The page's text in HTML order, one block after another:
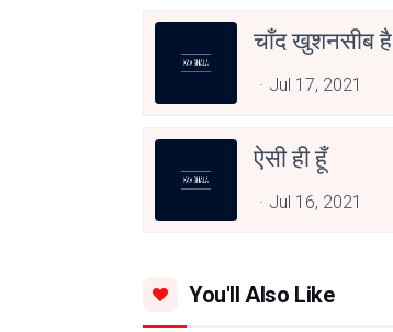
चाँद खुशनसीब है
Jul 17, 2021
ऐसी ही हूँ
Jul 16, 2021
You'll Also Like